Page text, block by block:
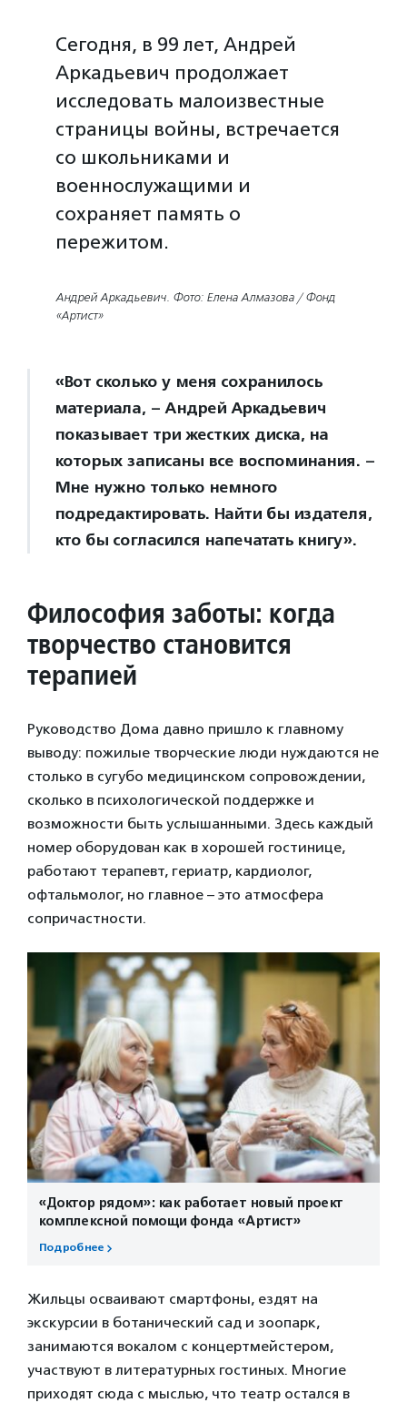
Сегодня, в 99 лет, Андрей
Аркадьевич продолжает
исследовать малоизвестные
страницы войны, встречается
со школьниками и
военнослужащими и
сохраняет память о
пережитом.
Андрей Аркадьевич. Фото: Елена Алмазова / Фонд
«Артист»
«Вот сколько у меня сохранилось
материала, – Андрей Аркадьевич
показывает три жестких диска, на
которых записаны все воспоминания. –
Мне нужно только немного
подредактировать. Найти бы издателя,
кто бы согласился напечатать книгу».
Философия заботы: когда
творчество становится
терапией
Руководство Дома давно пришло к главному
выводу: пожилые творческие люди нуждаются не
столько в сугубо медицинском сопровождении,
сколько в психологической поддержке и
возможности быть услышанными. Здесь каждый
номер оборудован как в хорошей гостинице,
работают терапевт, гериатр, кардиолог,
офтальмолог, но главное – это атмосфера
сопричастности.
«Доктор рядом»: как работает новый проект
комплексной помощи фонда «Артист»
Подробнее
Жильцы осваивают смартфоны, ездят на
экскурсии в ботанический сад и зоопарк,
занимаются вокалом с концертмейстером,
участвуют в литературных гостиных. Многие
приходят сюда с мыслью, что театр остался в